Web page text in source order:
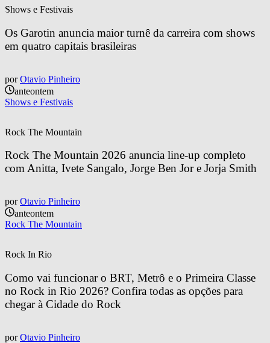
Shows e Festivais
Os Garotin anuncia maior turnê da carreira com shows
em quatro capitais brasileiras
por Otavio Pinheiro
anteontem
Shows e Festivais
Rock The Mountain
Rock The Mountain 2026 anuncia line-up completo
com Anitta, Ivete Sangalo, Jorge Ben Jor e Jorja Smith
por Otavio Pinheiro
anteontem
Rock The Mountain
Rock In Rio
Como vai funcionar o BRT, Metrô e o Primeira Classe
no Rock in Rio 2026? Confira todas as opções para
chegar à Cidade do Rock
por Otavio Pinheiro